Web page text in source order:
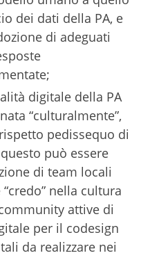
dei dati della PA, e
di adeguati
digitale della PA
“culturalmente”,
pedissequo di
può essere
di team locali
nella cultura
attive di
per il codesign
da realizzare nei